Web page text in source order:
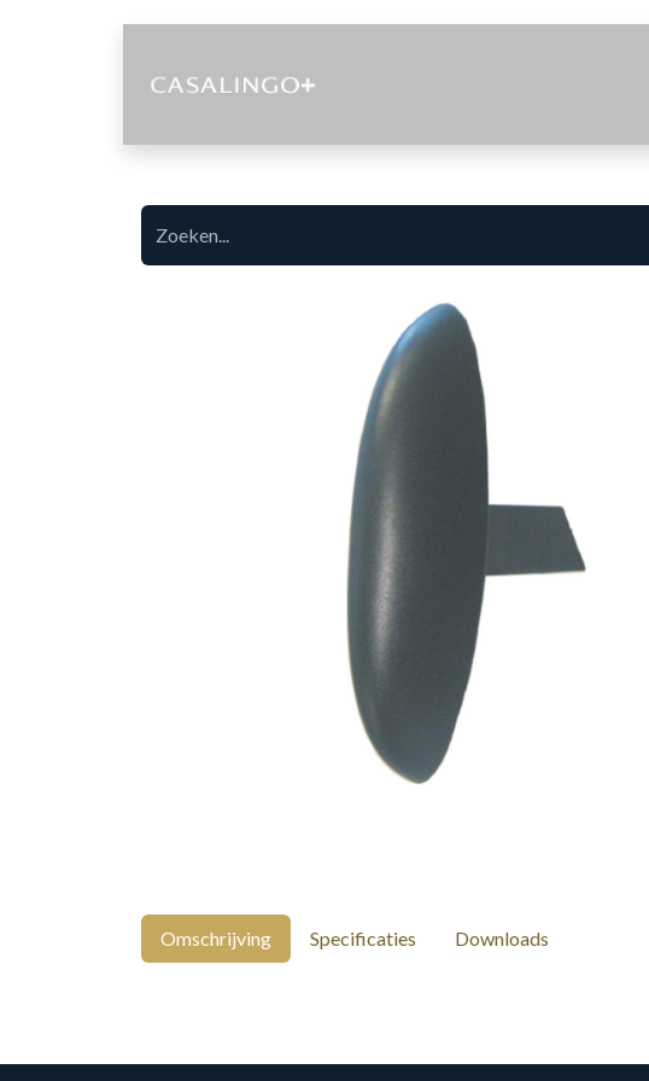
Omschrijving Specificaties Downloads